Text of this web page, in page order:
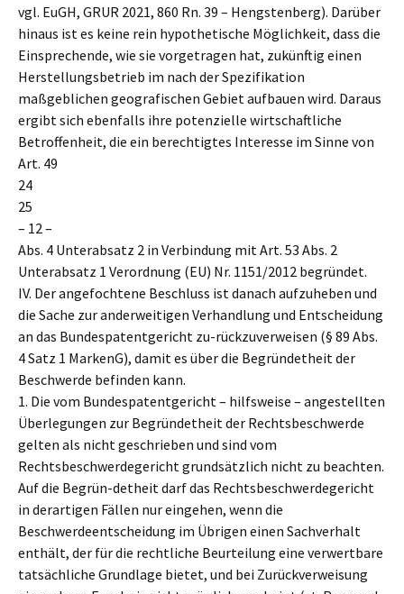
vgl. EuGH, GRUR 2021, 860 Rn. 39 – Hengstenberg). Darüber
hinaus ist es keine rein hypothetische Möglichkeit, dass die
Einsprechende, wie sie vorgetragen hat, zukünftig einen
Herstellungsbetrieb im nach der Spezifikation
maßgeblichen geografischen Gebiet aufbauen wird. Daraus
ergibt sich ebenfalls ihre potenzielle wirtschaftliche
Betroffenheit, die ein berechtigtes Interesse im Sinne von
Art. 49
24
25
– 12 –
Abs. 4 Unterabsatz 2 in Verbindung mit Art. 53 Abs. 2
Unterabsatz 1 Verordnung (EU) Nr. 1151/2012 begründet.
IV. Der angefochtene Beschluss ist danach aufzuheben und
die Sache zur anderweitigen Verhandlung und Entscheidung
an das Bundespatentgericht zu-rückzuverweisen (§ 89 Abs.
4 Satz 1 MarkenG), damit es über die Begründetheit der
Beschwerde befinden kann.
1. Die vom Bundespatentgericht – hilfsweise – angestellten
Überlegungen zur Begründetheit der Rechtsbeschwerde
gelten als nicht geschrieben und sind vom
Rechtsbeschwerdegericht grundsätzlich nicht zu beachten.
Auf die Begrün-detheit darf das Rechtsbeschwerdegericht
in derartigen Fällen nur eingehen, wenn die
Beschwerdeentscheidung im Übrigen einen Sachverhalt
enthält, der für die rechtliche Beurteilung eine verwertbare
tatsächliche Grundlage bietet, und bei Zurückverweisung